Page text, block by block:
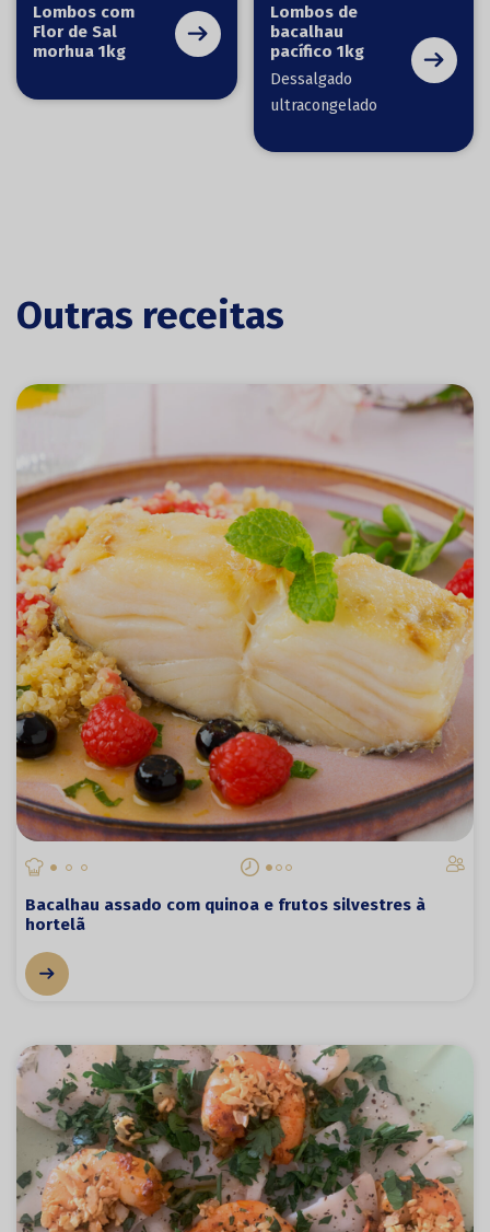
Lombos com
Flor de Sal
morhua 1kg
Lombos de
bacalhau
pacífico 1kg
Dessalgado
ultracongelado
Outras receitas
Bacalhau assado com quinoa e frutos silvestres à
hortelã